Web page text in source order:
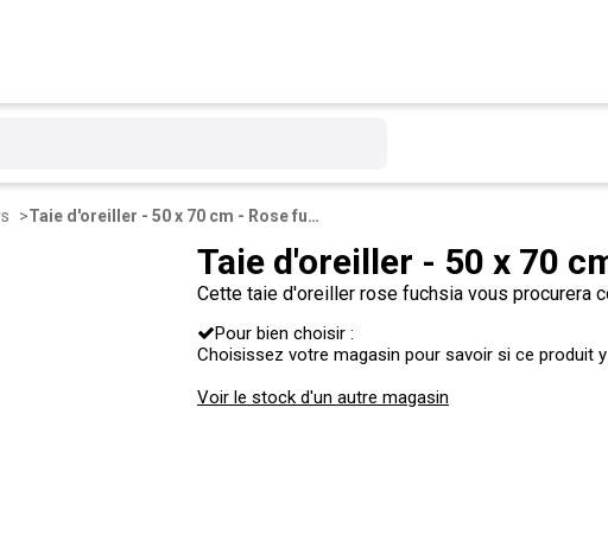
Taie d'oreiller - 50 x 70 cm - Rose fuchsia
Taie d'oreiller - 50 x 70
Cette taie d'oreiller rose fuchsia vous procurera
déco pepsy et dynamique !
Pour bien choisir :
Choisissez votre magasin pour savoir si ce produit
Voir le stock d'un autre magasin